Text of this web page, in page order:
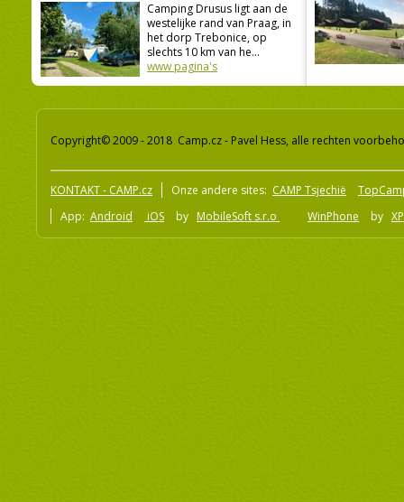
Camping Drusus ligt aan de
westelijke rand van Praag, in
het dorp Trebonice, op
slechts 10 km van he...
www pagina's
Copyright© 2009 - 2018 Camp.cz - Pavel Hess, alle rechten
KONTAKT - CAMP.cz Onze andere sites: CAMP Tsjechië
App: Android iOS by MobileSoft s.r.o WinPhone by